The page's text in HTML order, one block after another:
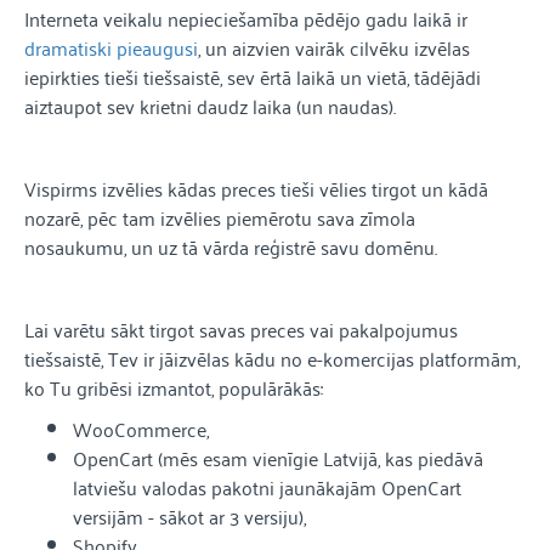
Interneta veikalu nepieciešamība pēdējo gadu laikā ir
dramatiski pieaugusi, un aizvien vairāk cilvēku izvēlas
iepirkties tieši tiešsaistē, sev ērtā laikā un vietā, tādējādi
aiztaupot sev krietni daudz laika (un naudas).
Vispirms izvēlies kādas preces tieši vēlies tirgot un kādā
nozarē, pēc tam izvēlies piemērotu sava zīmola
nosaukumu, un uz tā vārda reģistrē savu domēnu.
Lai varētu sākt tirgot savas preces vai pakalpojumus
tiešsaistē, Tev ir jāizvēlas kādu no e-komercijas platformām,
ko Tu gribēsi izmantot, populārākās:
WooCommerce,
OpenCart (mēs esam vienīgie Latvijā, kas piedāvā
latviešu valodas pakotni jaunākajām OpenCart
versijām - sākot ar 3 versiju),